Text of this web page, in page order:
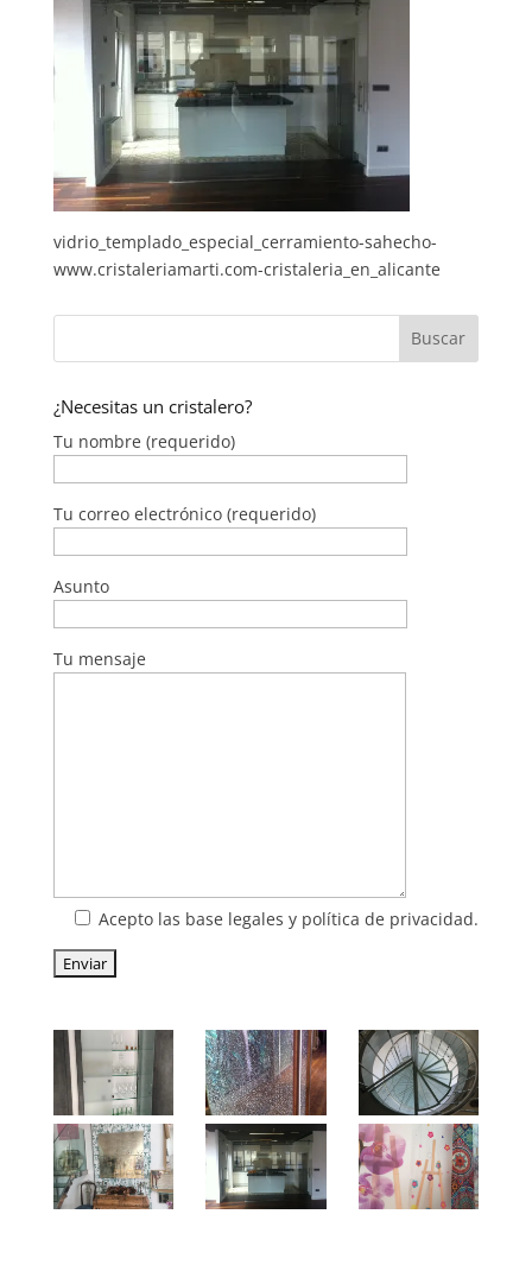
vidrio_templado_especial_cerramiento-sahecho-
www.cristaleriamarti.com-cristaleria_en_alicante
¿Necesitas un cristalero?
Tu nombre (requerido)
Tu correo electrónico (requerido)
Asunto
Tu mensaje
Acepto las base legales y política de privacidad.